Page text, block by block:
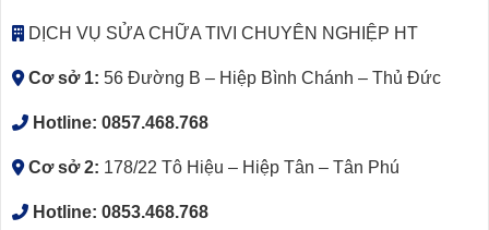
DỊCH VỤ SỬA CHỮA TIVI CHUYÊN NGHIỆP HT
Cơ sở 1: 56 Đường B – Hiệp Bình Chánh – Thủ Đức
Hotline: 0857.468.768
Cơ sở 2: 178/22 Tô Hiệu – Hiệp Tân – Tân Phú
Hotline: 0853.468.768